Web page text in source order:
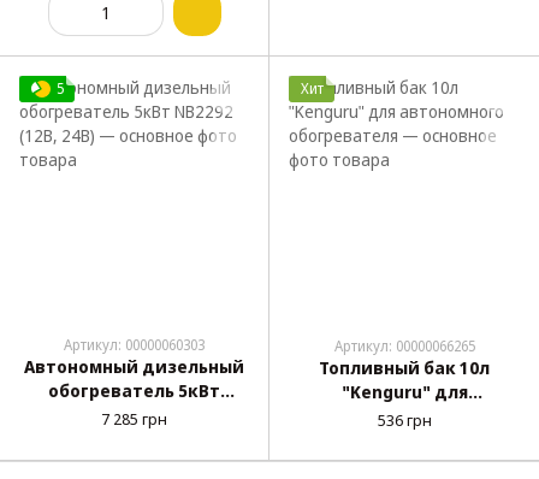
5
Артикул: 00000060303
Автономный дизельный
обогреватель 5кВт
NB2292 (12В, 24В)
7 285 грн
Хит
Артикул: 00000066265
Топливный бак 10л
"Kenguru" для
автономного
536 грн